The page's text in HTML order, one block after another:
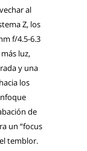
al
Z, los
f/4.5-6.3
luz,
y una
los
de
un “focus
temblor.